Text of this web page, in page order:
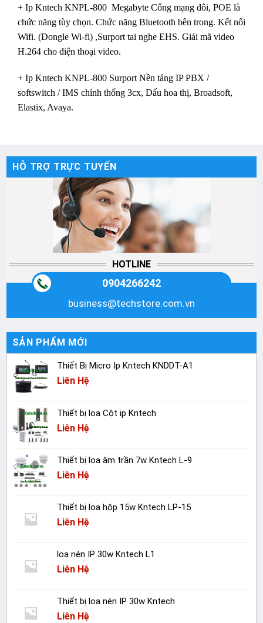
HỖ TRỢ TRỰC TUYẾN
HOTLINE
0904266242
business@techstore.com.vn
SẢN PHẨM MỚI
Thiết Bị Micro Ip Kntech KNDDT-A1
Liên Hệ
Thiết bị loa Cột ip Kntech
Liên Hệ
Thiết bị loa âm trần 7w Kntech L-9
Liên Hệ
Thiết bị loa hộp 15w Kntech LP-15
Liên Hệ
loa nén IP 30w Kntech L1
Liên Hệ
Thiết bị loa nén IP 30w Kntech
Liên Hệ
+ Ip Kntech KNPL-800 Megabyte Cổng mạng đôi, POE là
chức năng tùy chọn. Chức năng Bluetooth bên trong. Kết nối
Wifi. (Dongle Wi-fi) ,Surport tai nghe EHS. Giải mã video
H.264 cho điện thoại video.
+ Ip Kntech KNPL-800 Surport Nền tảng IP PBX /
softswitch / IMS chính thống 3cx, Dấu hoa thị, Broadsoft,
Elastix, Avaya.